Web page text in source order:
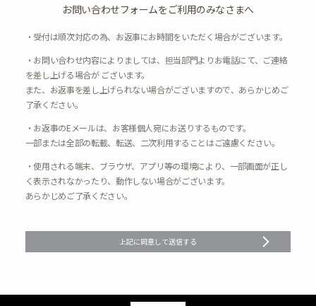
お問い合わせフォームをご利用のみなさまへ
・受付は順次対応の為、お返事にお時間をいただく場合がございます。
・お問い合わせ内容によりましては、担当部門よりお電話にて、ご連絡
を差し上げる場合が ございます。
また、お返事を差し上げられない場合がございますので、あらかじめご
了承ください。
・お返事のEメールは、お客様個人宛にお送りするものです。
一部または全部の転載、転送、二次利用することはご遠慮ください。
・使用される端末、ブラウザ、アプリ等の環境により、一部画面が正し
く表示されなかったり、動作しない場合がございます。
あらかじめご了承ください。